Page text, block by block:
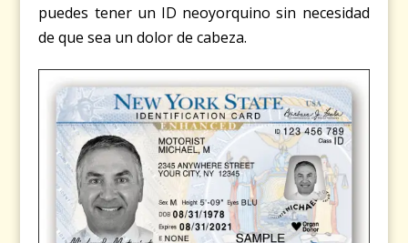
puedes tener un ID neoyorquino sin necesidad
de que sea un dolor de cabeza.